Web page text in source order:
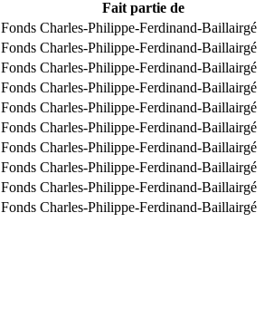
Fait partie de
Fonds Charles-Philippe-Ferdinand-Baillairgé
Fonds Charles-Philippe-Ferdinand-Baillairgé
Fonds Charles-Philippe-Ferdinand-Baillairgé
Fonds Charles-Philippe-Ferdinand-Baillairgé
Fonds Charles-Philippe-Ferdinand-Baillairgé
Fonds Charles-Philippe-Ferdinand-Baillairgé
Fonds Charles-Philippe-Ferdinand-Baillairgé
Fonds Charles-Philippe-Ferdinand-Baillairgé
Fonds Charles-Philippe-Ferdinand-Baillairgé
Fonds Charles-Philippe-Ferdinand-Baillairgé